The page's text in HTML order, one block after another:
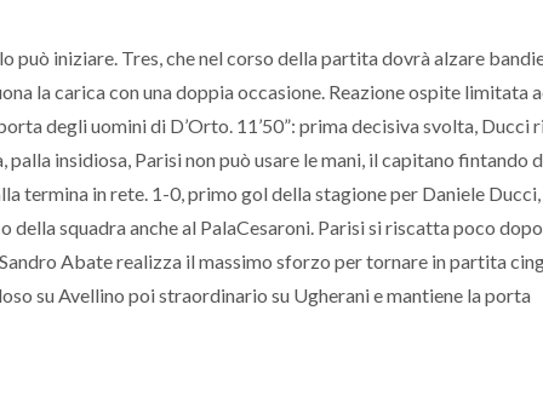
può iniziare. Tres, che nel corso della partita dovrà alzare
la carica con una doppia occasione. Reazione ospite limitata
degli uomini di D’Orto. 11’50”: prima decisiva svolta, Ducci
insidiosa, Parisi non può usare le mani, il capitano fintando
termina in rete. 1-0, primo gol della stagione per Daniele Ducci,
squadra anche al PalaCesaroni. Parisi si riscatta poco
Abate realizza il massimo sforzo per tornare in partita
su Avellino poi straordinario su Ugherani e mantiene la porta
Pomezia